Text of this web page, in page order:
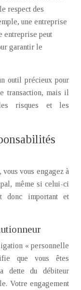
respect des
une entreprise
entreprise peut
garantir le
outil précieux pour
transaction, mais il
risques et les
vous engagez à
même si celui-ci
donc important et
« personnelle
que vous êtes
dette du débiteur
Votre engagement